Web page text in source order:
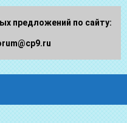
предложений по сайту: